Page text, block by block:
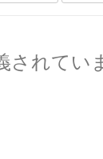
されてい